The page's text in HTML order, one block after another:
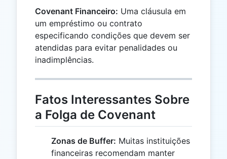
Covenant Financeiro: Uma cláusula em
um empréstimo ou contrato
especificando condições que devem ser
atendidas para evitar penalidades ou
inadimplências.
Fatos Interessantes Sobre
a Folga de Covenant
Zonas de Buffer: Muitas instituições
financeiras recomendam manter